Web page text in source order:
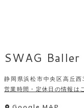
SWAG Baller
静岡県浜松市中央区高丘
営業時間・定休日の情報は